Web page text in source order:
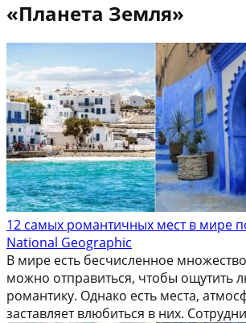
«Планета Земля»
12 самых романтичных мест в мире
National Geographic
В мире есть бесчисленное
можно отправиться, чтобы ощутить
романтику. Однако есть места,
заставляет влюбиться в них.